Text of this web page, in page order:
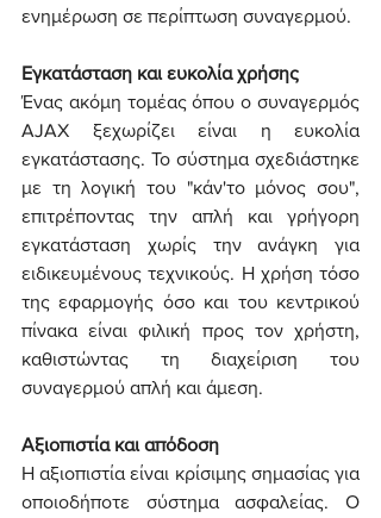
ενημέρωση σε περίπτωση συναγερμού.
Εγκατάσταση και ευκολία χρήσης
Ένας ακόμη τομέας όπου ο συναγερμός
AJAX ξεχωρίζει είναι η ευκολία
εγκατάστασης. Το σύστημα σχεδιάστηκε
με τη λογική του "κάν'το μόνος σου",
επιτρέποντας την απλή και γρήγορη
εγκατάσταση χωρίς την ανάγκη για
ειδικευμένους τεχνικούς. Η χρήση τόσο
της εφαρμογής όσο και του κεντρικού
πίνακα είναι φιλική προς τον χρήστη,
καθιστώντας τη διαχείριση του
συναγερμού απλή και άμεση.
Αξιοπιστία και απόδοση
Η αξιοπιστία είναι κρίσιμης σημασίας για
οποιοδήποτε σύστημα ασφαλείας. Ο